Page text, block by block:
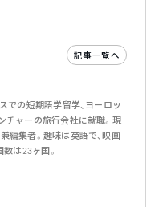
記事一覧へ
での短期語学留学、ヨーロッ
チャーの旅行会社に就職。現
編集者。趣味は英語で、映画
は23ヶ国。